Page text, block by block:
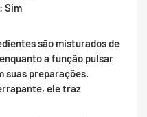
: Sim
são misturados de
a função pulsar
suas preparações.
ele traz